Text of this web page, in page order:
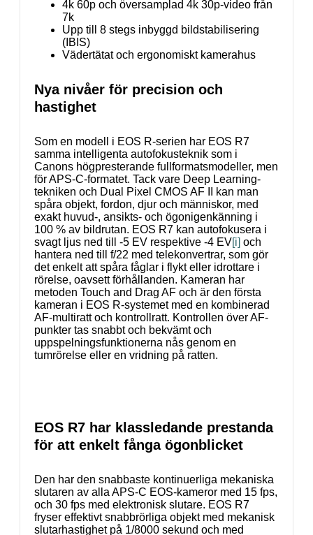
4k 60p och översamplad 4k 30p-video från
7k
Upp till 8 stegs inbyggd bildstabilisering
(IBIS)
Vädertätat och ergonomiskt kamerahus
Nya nivåer för precision och
hastighet
Som en modell i EOS R-serien har EOS R7
samma intelligenta autofokusteknik som i
Canons högpresterande fullformatsmodeller, men
för APS-C-formatet. Tack vare Deep Learning-
tekniken och Dual Pixel CMOS AF II kan man
spåra objekt, fordon, djur och människor, med
exakt huvud-, ansikts- och ögonigenkänning i
100 % av bildrutan. EOS R7 kan autofokusera i
svagt ljus ned till -5 EV respektive -4 EV[i] och
hantera ned till f/22 med telekonvertrar, som gör
det enkelt att spåra fåglar i flykt eller idrottare i
rörelse, oavsett förhållanden. Kameran har
metoden Touch and Drag AF och är den första
kameran i EOS R-systemet med en kombinerad
AF-multiratt och kontrollratt. Kontrollen över AF-
punkter tas snabbt och bekvämt och
uppspelningsfunktionerna nås genom en
tumrörelse eller en vridning på ratten.
EOS R7 har klassledande prestanda
för att enkelt fånga ögonblicket
Den har den snabbaste kontinuerliga mekaniska
slutaren av alla APS-C EOS-kameror med 15 fps,
och 30 fps med elektronisk slutare. EOS R7
fryser effektivt snabbrörliga objekt med mekanisk
slutarhastighet på 1/8000 sekund och med